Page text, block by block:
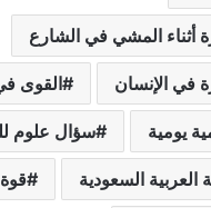
أثناء المشي في الشارع
في الإنسان القوى
يومية سؤال علوم
العربية السعودية